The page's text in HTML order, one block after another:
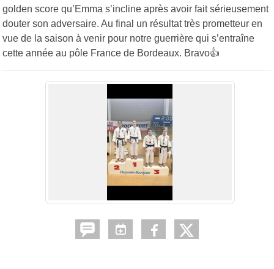
golden score qu’Emma s’incline après avoir fait sérieusement
douter son adversaire. Au final un résultat très prometteur en
vue de la saison à venir pour notre guerrière qui s’entraîne
cette année au pôle France de Bordeaux. Bravo👍